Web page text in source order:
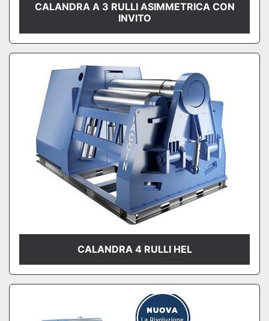
CALANDRA A 3 RULLI ASIMMETRICA CON
INVITO
CALANDRA 4 RULLI HEL